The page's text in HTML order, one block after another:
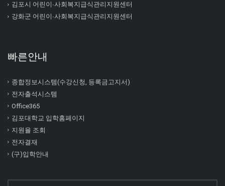
김포시 어린이∙사회복지급식관리지원센터
강화군 어린이∙사회복지급식관리지원센터
빠른안내
종합정보시스템(수강신청, 등록금고지서)
전자출석시스템
Office365
김포대학교 입학홈페이지
지원율 조회
전자결재
(구)입학안내